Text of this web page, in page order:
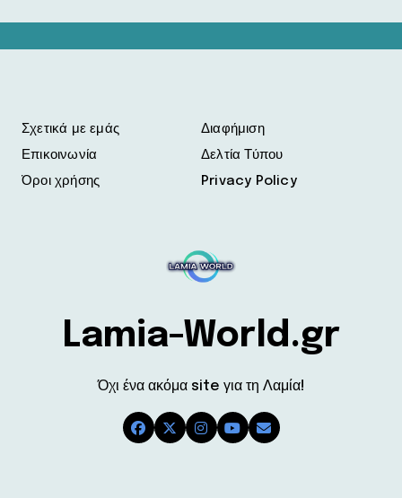
Σχετικά με εμάς
Επικοινωνία
Όροι χρήσης
Διαφήμιση
Δελτία Τύπου
Privacy Policy
Lamia-World.gr
Όχι ένα ακόμα site για τη Λαμία!